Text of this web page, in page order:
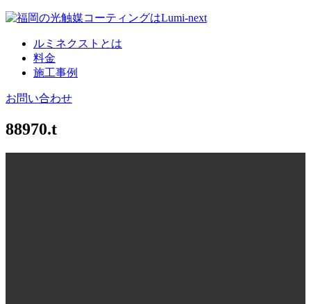
コ
ルミネクストとは
料金
施工事例
お問い合わせ
88970.t